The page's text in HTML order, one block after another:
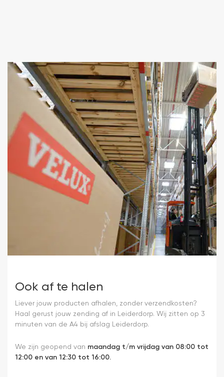
Ook af te halen
Liever jouw producten afhalen, zonder verzendkosten?
Haal gerust jouw zending af in Leiderdorp. Wij zitten op 3
minuten van de A4 bij afslag Leiderdorp.
We zijn geopend van maandag t/m vrijdag van 08:00 tot
12:00 en van 12:30 tot 16:00.